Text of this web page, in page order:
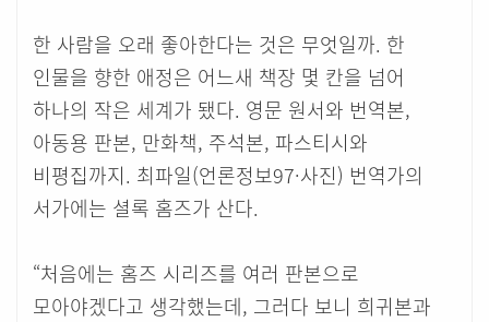
한 사람을 오래 좋아한다는 것은 무엇일까. 한
인물을 향한 애정은 어느새 책장 몇 칸을 넘어
하나의 작은 세계가 됐다. 영문 원서와 번역본,
아동용 판본, 만화책, 주석본, 파스티시와
비평집까지. 최파일(언론정보97·사진) 번역가의
서가에는 셜록 홈즈가 산다.
“처음에는 홈즈 시리즈를 여러 판본으로
모아야겠다고 생각했는데, 그러다 보니 희귀본과